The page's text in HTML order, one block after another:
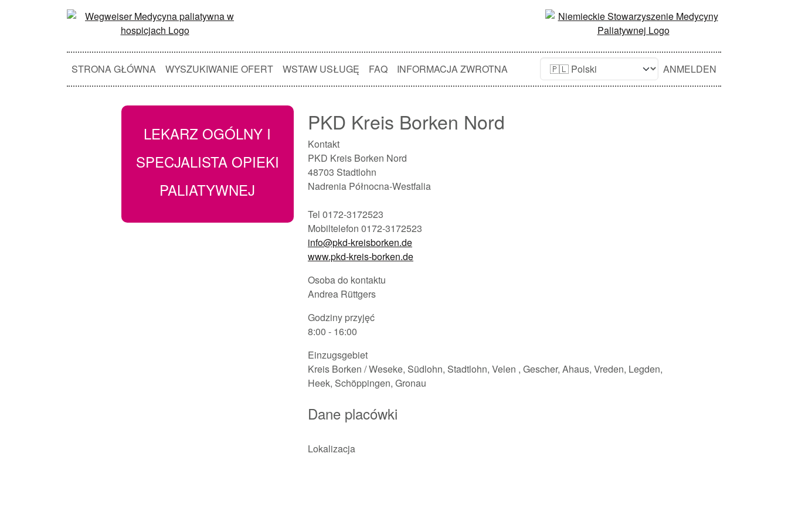
STRONA GŁÓWNA WYSZUKIWANIE OFERT WSTAW USŁUGĘ FAQ INFORMACJA ZWROTNA ANMELDEN
LEKARZ OGÓLNY I
SPECJALISTA OPIEKI
PALIATYWNEJ
PKD Kreis Borken Nord
Kontakt
PKD Kreis Borken Nord
48703 Stadtlohn
Nadrenia Północna-Westfalia
Tel 0172-3172523
Mobiltelefon 0172-3172523
info@pkd-kreisborken.de
www.pkd-kreis-borken.de
Osoba do kontaktu
Andrea Rüttgers
Godziny przyjęć
8:00 - 16:00
Einzugsgebiet
Kreis Borken / Weseke, Südlohn, Stadtlohn, Velen , Gescher, Ahaus, Vreden, Legden,
Heek, Schöppingen, Gronau
Dane placówki
Lokalizacja